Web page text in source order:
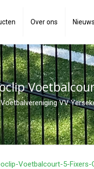
Over ons Nieuws
VV
Voetbalcourt-5-Fixers-